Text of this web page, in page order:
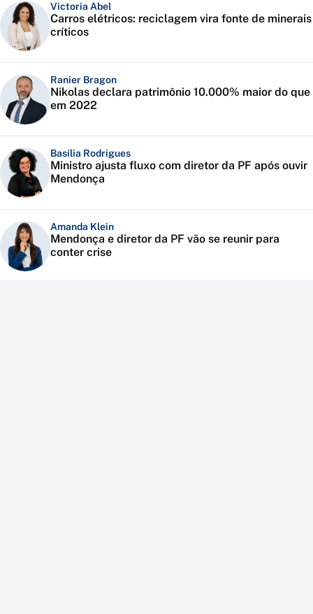
Victoria Abel
Carros elétricos: reciclagem vira fonte de minerais
críticos
Ranier Bragon
Nikolas declara patrimônio 10.000% maior do que
em 2022
Basília Rodrigues
Ministro ajusta fluxo com diretor da PF após ouvir
Mendonça
Amanda Klein
Mendonça e diretor da PF vão se reunir para
conter crise